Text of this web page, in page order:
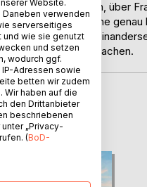
zwei Kulturen, über
fehlt - ohne
und leise
sich selbst zu machen.
BoD
Website.
verwenden
serverseitiges
und wie sie genutzt
und setzen
wodurch ggf.
Adressen sowie
betten wir zudem
Wir haben auf die
den Drittanbieter
beschriebenen
„Privacy-
(BoD-